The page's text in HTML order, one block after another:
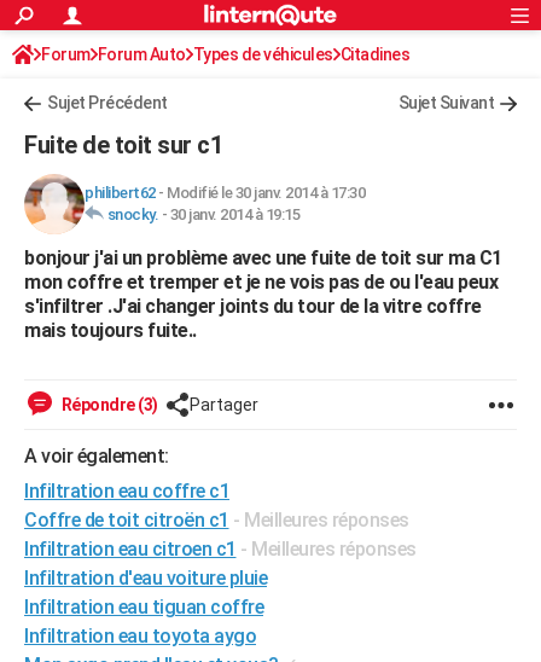
ACTUALITÉS
Politique
Société
Faits Divers
Education
Monde
Villes
+
FINANCE
Retraite
Impôts
Epargne
Immobilier
Risques naturels par ville
Banque
Assurance
Crédit
AUTO
Essais
Réserver un essai
Citadines
Berlines
SUV
Forum auto
+HIGH-TECH
Mobiles
Meilleur smartphone
Internet
Ordinateurs
Jeux vidéo
Guide high-tech
+BRICOLAGE
Guides de France
Escapades
Patrimoine
Expositions
Musées
Week-end nature
Art de vivre
Bien-être
Loisirs
Mode
Modes de vie
Alimentation
Guide de la santé
Maladies
Médicaments
Sommeil
VOYAGE
PHOTO
GUIDES D'ACHAT
S'inscrire
Connexion
Forum Forum Auto Types de véhicules Citadines
Sujet Précédent Sujet Suivant
Fuite de toit sur c1
philibert62- Modifié le 30 janv. 2014 à 17:30
snocky. - 30 janv. 2014 à 19:15
bonjour j'ai un problème avec une fuite de toit sur ma C1
mon coffre et tremper et je ne vois pas de ou l'eau peux
s'infiltrer .J'ai changer joints du tour de la vitre coffre
mais toujours fuite..
Répondre (3) Partager
A voir également:
Infiltration eau coffre c1
Coffre de toit citroën c1 - Meilleures réponses
Infiltration eau citroen c1 - Meilleures réponses
Infiltration d'eau voiture pluie
Infiltration eau tiguan coffre
Infiltration eau toyota aygo